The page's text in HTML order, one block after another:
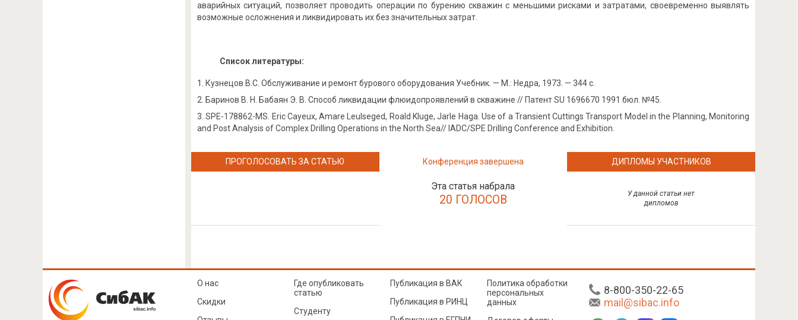
аварийных ситуаций, позволяет проводить операции по бурению скважин с меньшими рисками и затратами, своевременно выявлять
возможные осложнения и ликвидировать их без значительных затрат.
Список литературы:
Кузнецов В.С. Обслуживание и ремонт бурового оборудования Учебник. — М.: Недра, 1973. — 344 с.
Баринов В. Н. Бабаян Э. В. Способ ликвидации флюидопроявлений в скважине // Патент SU 1696670 1991 бюл. №45.
SPE-178862-MS. Eric Cayeux, Amare Leulseged, Roald Kluge, Jarle Haga. Use of a Transient Cuttings Transport Model in the Planning, Monitoring
and Post Analysis of Complex Drilling Operations in the North Sea// IADC/SPE Drilling Conference and Exhibition.
ПРОГОЛОСОВАТЬ ЗА СТАТЬЮ Конференция завершена
Эта статья набрала
20 ГОЛОСОВ
ДИПЛОМЫ УЧАСТНИКОВ
У данной статьи нет
дипломов
8-800-350-22-65
mail@sibac.info
О нас
Скидки
Где опубликовать
статью
Студенту
Публикация в ВАК
Публикация в РИНЦ
Политика обработки
персональных
данных